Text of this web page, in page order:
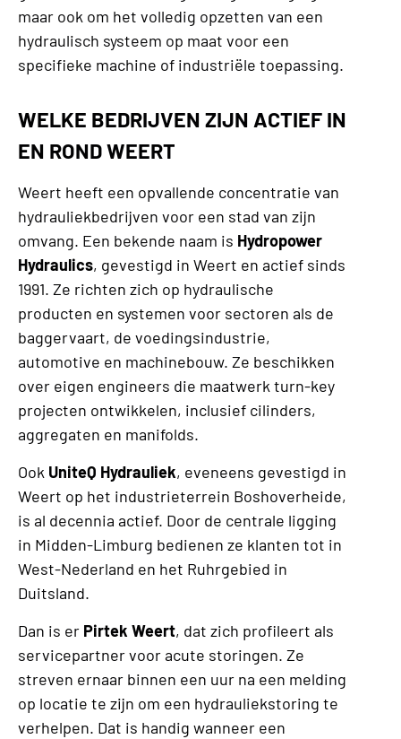
maar ook om het volledig opzetten van een
hydraulisch systeem op maat voor een
specifieke machine of industriële toepassing.
WELKE BEDRIJVEN ZIJN ACTIEF IN
EN ROND WEERT
Weert heeft een opvallende concentratie van
hydrauliekbedrijven voor een stad van zijn
omvang. Een bekende naam is Hydropower
Hydraulics, gevestigd in Weert en actief sinds
1991. Ze richten zich op hydraulische
producten en systemen voor sectoren als de
baggervaart, de voedingsindustrie,
automotive en machinebouw. Ze beschikken
over eigen engineers die maatwerk turn-key
projecten ontwikkelen, inclusief cilinders,
aggregaten en manifolds.
Ook UniteQ Hydrauliek, eveneens gevestigd in
Weert op het industrieterrein Boshoverheide,
is al decennia actief. Door de centrale ligging
in Midden-Limburg bedienen ze klanten tot in
West-Nederland en het Ruhrgebied in
Duitsland.
Dan is er Pirtek Weert, dat zich profileert als
servicepartner voor acute storingen. Ze
streven ernaar binnen een uur na een melding
op locatie te zijn om een hydrauliekstoring te
verhelpen. Dat is handig wanneer een